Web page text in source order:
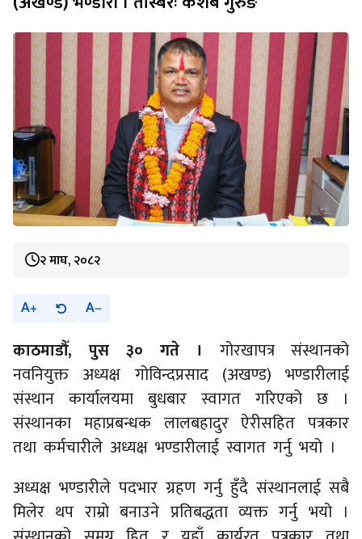
२ माघ, २०८२
A A
काठमाडौँ, पुस ३० गते । गोरखापत्र संस्थानको
नवनियुक्त अध्यक्ष गोविन्दप्रसाद (अखण्ड) भण्डारीलाई
संस्थान कार्यालयमा बुधबार स्वागत गरिएको छ ।
संस्थानका महाप्रबन्धक लालबहादुर ऐरीसहित पत्रकार
तथा कर्मचारीले अध्यक्ष भण्डारीलाई स्वागत गर्नु भयो ।
अध्यक्ष भण्डारीले पदभार ग्रहण गर्नु हुँदै संस्थानलाई सबै
मिलेर थप राम्रो बनाउने प्रतिबद्धता व्यक्त गर्नु भयो ।